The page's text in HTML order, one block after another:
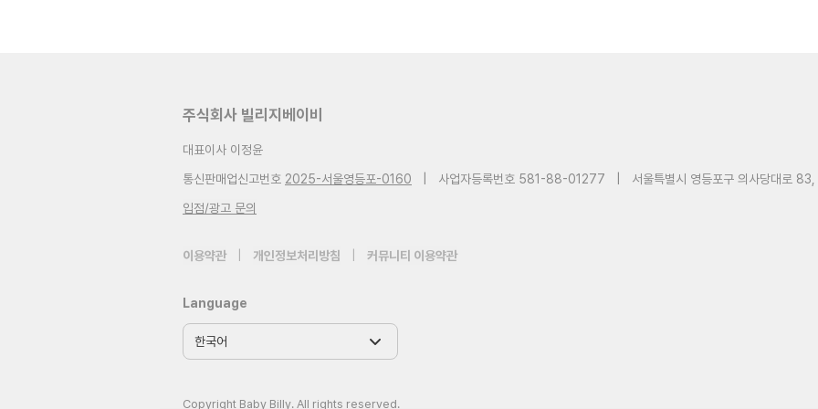
주식회사 빌리지베이비
대표이사 이정윤
통신판매업신고번호 2025-서울영등포-0160 사업자등록번호 581-88-01277
서울특별시 영등포구 의사당대로
입점/광고 문의
이용약관 개인정보처리방침 커뮤니티 이용약관
Language
Copyright Baby Billy. All rights reserved.